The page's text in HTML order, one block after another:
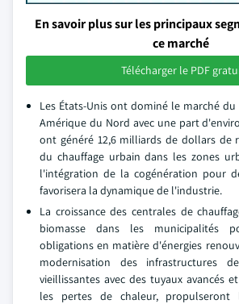
En savoir plus sur les principaux
ce marché
Télécharger le PDF
Les États-Unis ont dominé le marché
Amérique du Nord avec une part
ont généré 12,6 milliards de dollars de
du chauffage urbain dans les zones
l'intégration de la cogénération pour
favorisera la dynamique de l'industrie.
La croissance des centrales de
biomasse dans les municipalités
obligations en matière d'énergies
modernisation des infrastructures
vieillissantes avec des tuyaux avancés
les pertes de chaleur, propulseront